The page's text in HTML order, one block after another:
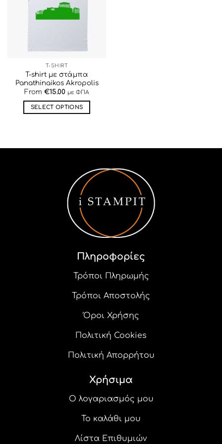
ΕΠΙΘΥΜΙΏΝ
T-SHIRT
T-shirt με στάμπα
Panathinaikos Akropolis
From €15.00 με ΦΠΑ
SELECT OPTIONS
έχει
παραλλαγές.
επιλογές
μπορούν
επιλεγούν
Πληροφορίες
Τρόποι Πληρωμής
Τρόποι Αποστολής
Όροι Χρήσης
Πολιτική Cookies
Πολιτική Απορρήτου
Χρήσιμα
Ο λογαριασμός μου
Το καλάθι μου
Λίστα Επιθυμιών